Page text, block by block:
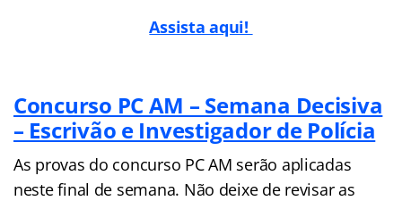
Assista aqui!
Concurso PC AM – Semana Decisiva
– Escrivão e Investigador de Polícia
As provas do concurso PC AM serão aplicadas
neste final de semana. Não deixe de revisar as